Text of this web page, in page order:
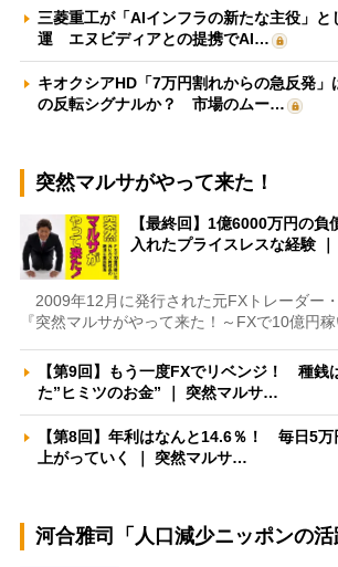
三菱重工が「AIインフラの新たな主役」と
運 エヌビディアとの提携でAI…
キオクシアHD「7万円割れからの急反発」
の反転シグナルか？ 市場のムー…
突然マルサがやって来た！
【最終回】1億6000万円の
入れたプライスレスな経験
2009年12月に発行された元FXトレーダー
『突然マルサがやって来た！～FXで10億円
【第9回】もう一度FXでリベンジ！ 種銭
た”ヒミツのお金” ｜ 突然マルサ…
【第8回】年利はなんと14.6％！ 毎日5
上がっていく ｜ 突然マルサ…
河合雅司「人口減少ニッポンの活